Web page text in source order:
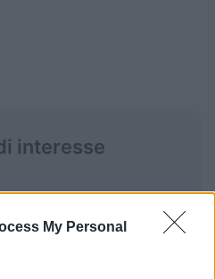
My Personal
interesse